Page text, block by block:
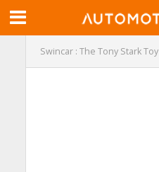
Swincar : The Tony Stark Toy